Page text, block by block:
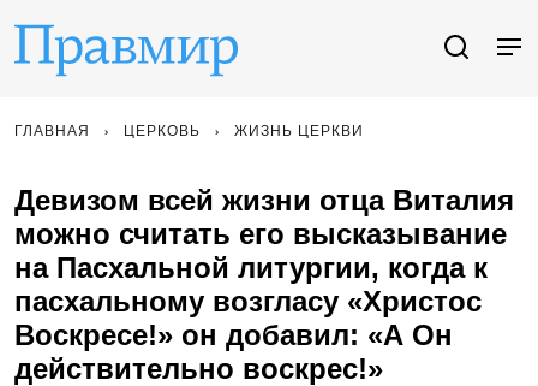
ГЛАВНАЯ ЦЕРКОВЬ ЖИЗНЬ ЦЕРКВИ
Девизом всей жизни отца Виталия
можно считать его высказывание
на Пасхальной литургии, когда к
пасхальному возгласу «Христос
Воскресе!» он добавил: «А Он
действительно воскрес!»